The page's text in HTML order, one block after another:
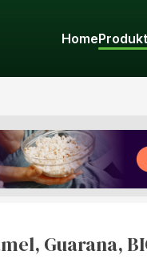
Home
Guarana,